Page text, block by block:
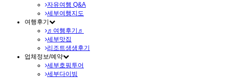
자유여행 Q&A
세부여행지도
여행후기
♬여행후기♬
세부맛집
리조트생생후기
업체정보/예약
세부호핑투어
세부다이빙